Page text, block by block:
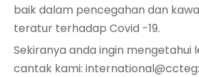
baik dalam pencegahan dan
teratur terhadap Covid -19.
Sekiranya anda ingin mengetahui
cantak kami: